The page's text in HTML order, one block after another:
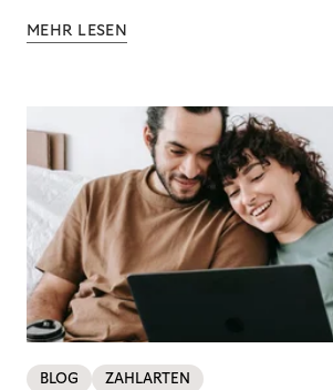
MEHR LESEN
BLOG ZAHLARTEN